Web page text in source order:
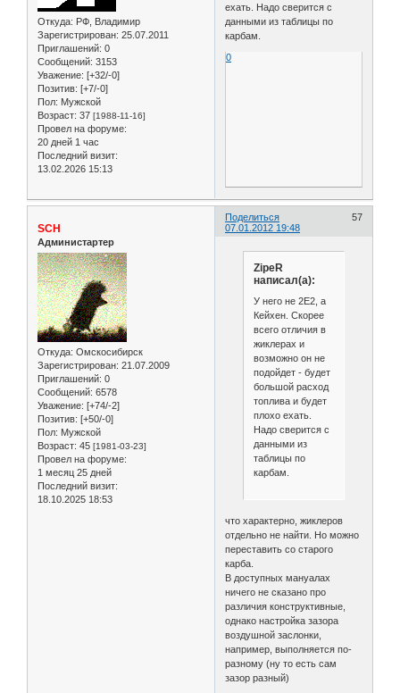
Откуда: РФ, Владимир
Зарегистрирован: 25.07.2011
Приглашений: 0
Сообщений: 3153
Уважение: [+32/-0]
Позитив: [+7/-0]
Пол: Мужской
Возраст: 37 [1988-11-16]
Провел на форуме:
20 дней 1 час
Последний визит:
13.02.2026 15:13
ехать. Надо сверится с
данными из таблицы по
карбам.
0
Поделиться
57
07.01.2012 19:48
SCH
Администартер
Откуда: Омскосибирск
Зарегистрирован: 21.07.2009
Приглашений: 0
Сообщений: 6578
Уважение: [+74/-2]
Позитив: [+50/-0]
Пол: Мужской
Возраст: 45 [1981-03-23]
Провел на форуме:
1 месяц 25 дней
Последний визит:
18.10.2025 18:53
ZipeR
написал(а):
У него не 2Е2, а
Кейхен. Скорее
всего отличия в
жиклерах и
возможно он не
подойдет - будет
большой расход
топлива и будет
плохо ехать.
Надо сверится с
данными из
таблицы по
карбам.
что характерно, жиклеров
отдельно не найти. Но можно
переставить со старого
карба.
В доступных мануалах
ничего не сказано про
различия конструктивные,
однако настройка зазора
воздушной заслонки,
например, выполняется по-
разному (ну то есть сам
зазор разный)